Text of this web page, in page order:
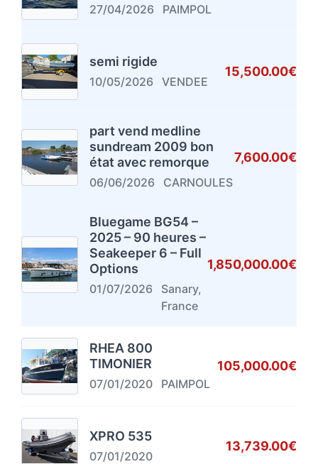
27/04/2026 PAIMPOL
semi rigide
10/05/2026 VENDEE
15,500.00€
part vend medline
sundream 2009 bon
état avec remorque
06/06/2026 CARNOULES
7,600.00€
Bluegame BG54 –
2025 – 90 heures –
Seakeeper 6 – Full
Options
01/07/2026
Sanary,
France
1,850,000.00€
RHEA 800
TIMONIER
07/01/2020 PAIMPOL
105,000.00€
XPRO 535
07/01/2020
13,739.00€